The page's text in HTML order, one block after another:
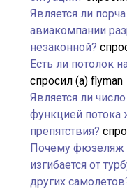
Является ли
авиакомпании
незаконной?
Есть ли потолок
спросил (а) flyman
Является ли
функцией потока
препятствия?
Почему фюзеляж
изгибается от
других